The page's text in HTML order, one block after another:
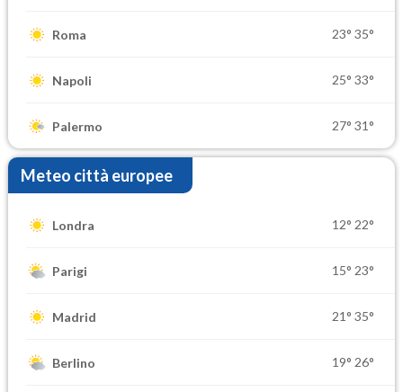
Roma 23° 35°
Napoli 25° 33°
Palermo 27° 31°
Meteo città europee
Londra 12° 22°
Parigi 15° 23°
Madrid 21° 35°
Berlino 19° 26°